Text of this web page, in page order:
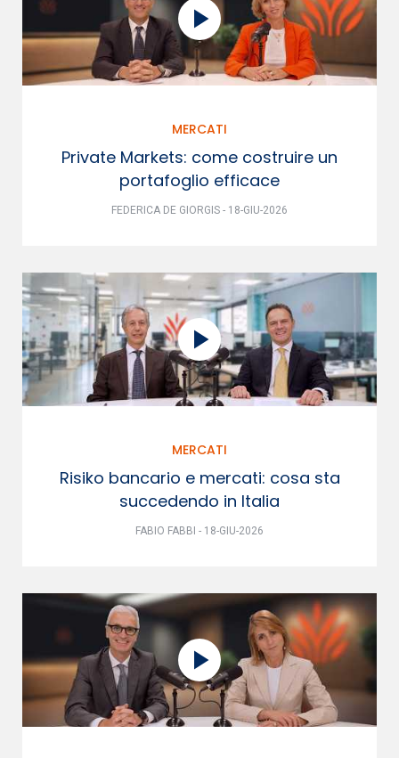
MERCATI
Private Markets: come costruire un
portafoglio efficace
FEDERICA DE GIORGIS - 18-GIU-2026
MERCATI
Risiko bancario e mercati: cosa sta
succedendo in Italia
FABIO FABBI - 18-GIU-2026